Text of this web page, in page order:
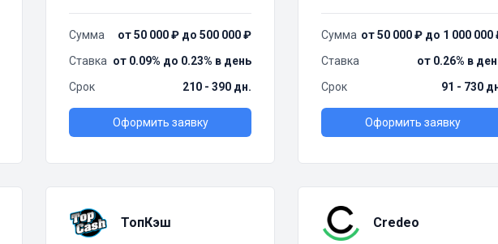
Сумма
от 50 000 ₽ до 500 000 ₽
Ставка от 0.09% до 0.23% в день
Срок
210 - 390 дн.
Оформить заявку
Сумма от 50 000 ₽ до 1 000 000
Ставка
от 0.26% в
Срок
91 - 730
Оформить заявку
ТопКэш Credeo